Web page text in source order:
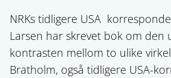
NRKs tidligere USA
Larsen har skrevet bok om den
kontrasten mellom to ulike
Bratholm, også tidligere USA-